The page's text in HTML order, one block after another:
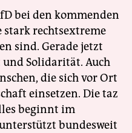
bei den kommenden
stark rechtsextreme
sind. Gerade jetzt
Solidarität. Auch
die sich vor Ort
einsetzen. Die taz
beginnt im
bundesweit